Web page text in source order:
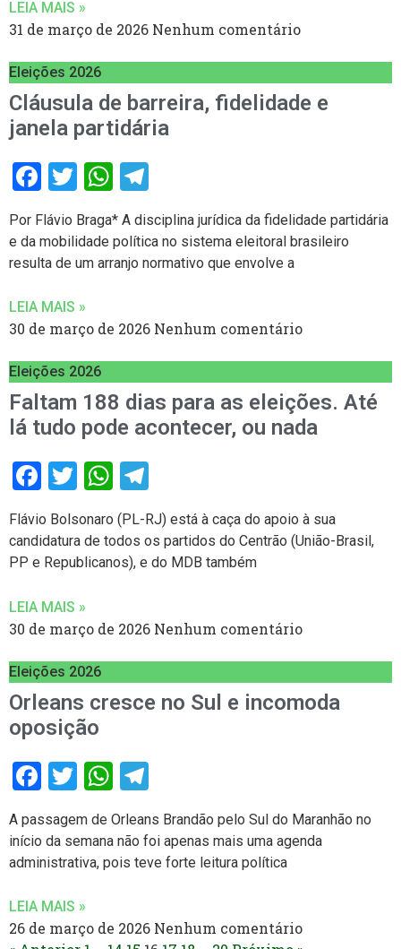
LEIA MAIS »
31 de março de 2026 Nenhum comentário
Eleições 2026
Cláusula de barreira, fidelidade e
janela partidária
Facebook
TwitterWhatsApp
Por Flávio Braga* A disciplina jurídica da fidelidade partidária
e da mobilidade política no sistema eleitoral brasileiro
resulta de um arranjo normativo que envolve a
LEIA MAIS »
30 de março de 2026 Nenhum comentário
Eleições 2026
Faltam 188 dias para as eleições. Até
lá tudo pode acontecer, ou nada
Facebook
TwitterWhatsApp
Flávio Bolsonaro (PL-RJ) está à caça do apoio à sua
candidatura de todos os partidos do Centrão (União-Brasil,
PP e Republicanos), e do MDB também
LEIA MAIS »
30 de março de 2026 Nenhum comentário
Eleições 2026
Orleans cresce no Sul e incomoda
oposição
Facebook
TwitterWhatsApp
A passagem de Orleans Brandão pelo Sul do Maranhão no
início da semana não foi apenas mais uma agenda
administrativa, pois teve forte leitura política
LEIA MAIS »
26 de março de 2026 Nenhum comentário